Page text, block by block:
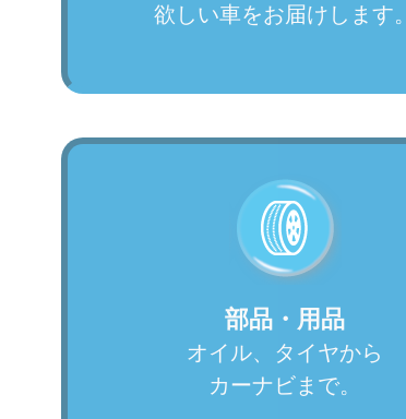
欲しい車をお届けします。
部品・用品
オイル、タイヤから
カーナビまで。